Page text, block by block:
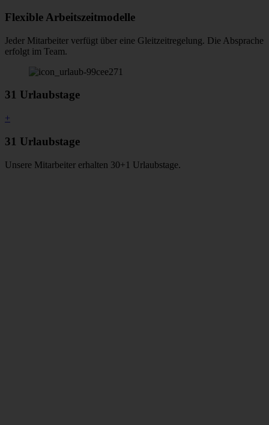
Flexible Arbeitszeitmodelle
Jeder Mitarbeiter verfügt über eine Gleitzeitregelung. Die Absprache
erfolgt im Team.
31 Urlaubstage
+
31 Urlaubstage
Unsere Mitarbeiter erhalten 30+1 Urlaubstage.